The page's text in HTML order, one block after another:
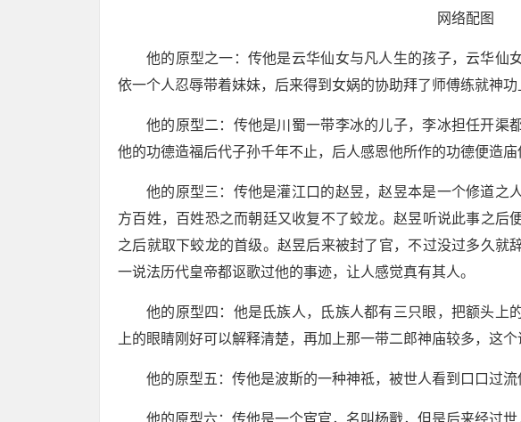
网络配图
他的原型之一：传他是云华仙女与凡人生的孩子，云华仙
依一个人忍辱带着妹妹，后来得到女娲的协助拜了师傅练就神功
他的原型二：传他是川蜀一带李冰的儿子，李冰担任开渠
他的功德造福后代子孙千年不止，后人感恩他所作的功德便造庙
他的原型三：传他是灌江口的赵昱，赵昱本是一个修道之
方百姓，百姓恐之而朝廷又收复不了蛟龙。赵昱听说此事之后
之后就取下蛟龙的首级。赵昱后来被封了官，不过没过多久就
一说法历代皇帝都讴歌过他的事迹，让人感觉真有其人。
他的原型四：他是氐族人，氐族人都有三只眼，把额头上
上的眼睛刚好可以解释清楚，再加上那一带二郎神庙较多，这个
他的原型五：传他是波斯的一种神祗，被世人看到口口过流
他的原型六：传他是一个宦官，名叫杨戬，但是后来经过世